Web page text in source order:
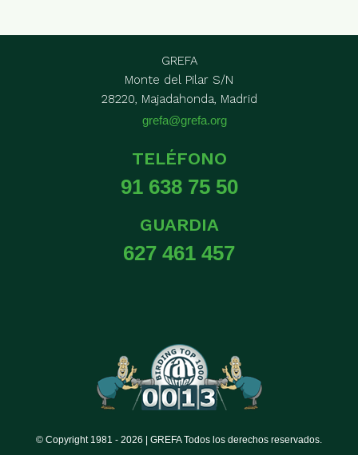
GREFA
Monte del Pilar S/N
28220, Majadahonda, Madrid
grefa@grefa.org
TELÉFONO
91 638 75 50
GUARDIA
627 461 457
© Copyright 1981 - 2026 | GREFA Todos los derechos reservados.